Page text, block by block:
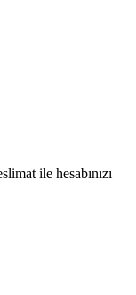
ile hesabınızı